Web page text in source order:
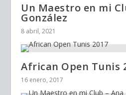
Un Maestro en mi
González
8 abril, 2021
African Open Tunis
16 enero, 2017